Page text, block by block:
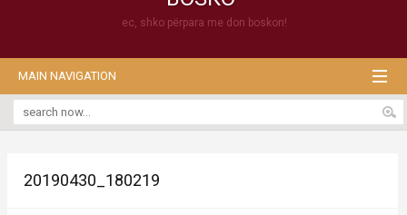
ec, shko përpara me don boskon!
MAIN NAVIGATION
20190430_180219